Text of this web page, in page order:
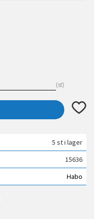
st
Lägg till
5 st i lager
15636
Habo